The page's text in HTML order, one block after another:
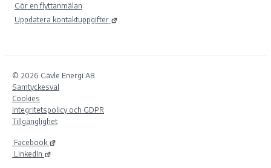
Gör en flyttanmälan
Uppdatera kontaktuppgifter
© 2026 Gävle Energi AB.
Samtyckesval
Cookies
Integritetspolicy och GDPR
Tillgänglighet
Facebook
LinkedIn